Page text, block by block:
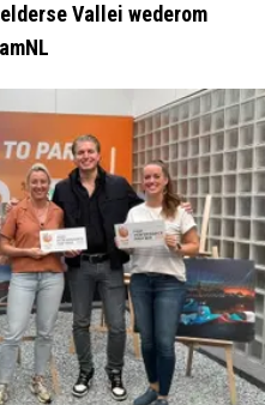
Vallei wederom